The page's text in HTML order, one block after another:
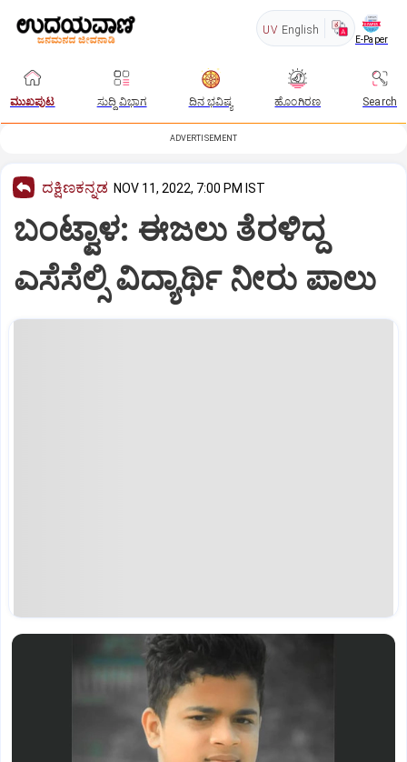
UV English
E-Paper
ಮುಖಪುಟ ಸುದ್ದಿ ವಿಭಾಗ ದಿನ ಭವಿಷ್ಯ ಹೊಂಗಿರಣ Search
ADVERTISEMENT
ದಕ್ಷಿಣಕನ್ನಡ NOV 11, 2022, 7:00 PM IST
ಬಂಟ್ವಾಳ: ಈಜಲು ತೆರಳಿದ್ದ
ಎಸೆಸೆಲ್ಸಿ ವಿದ್ಯಾರ್ಥಿ ನೀರು ಪಾಲು